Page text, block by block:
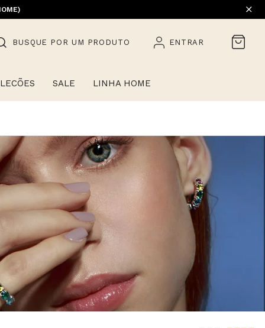
BUSQUE POR UM PRODUTO ENTRAR
SALE LINHA HOME